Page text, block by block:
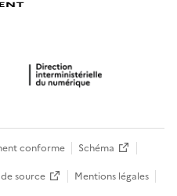
conforme
Schéma
source
Mentions légales